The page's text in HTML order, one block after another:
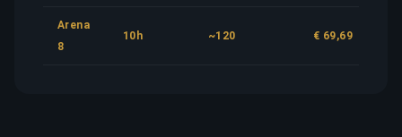
Arena
8
10h ~120 € 69,69